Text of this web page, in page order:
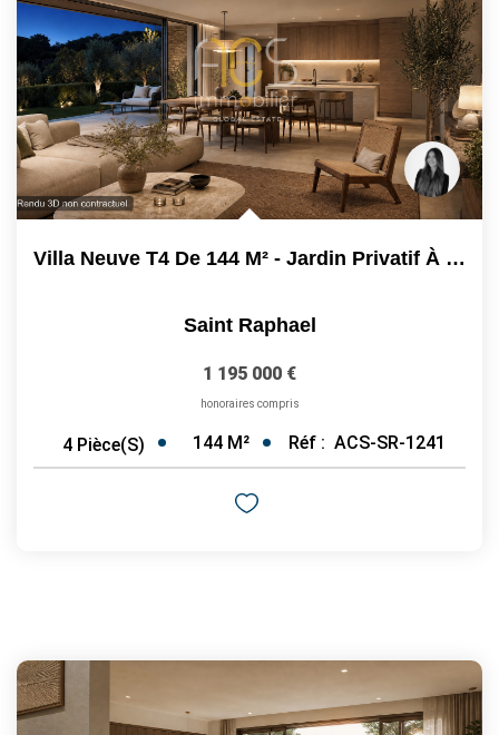
Villa Neuve T4 De 144 M² - Jardin Privatif À Saint-Raphaël...
Saint Raphael
1 195 000 €
honoraires compris
4 Pièce(s) 144 M² Réf : ACS-SR-1241